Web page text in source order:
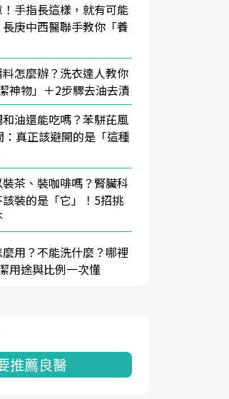
！手指長這樣，就有可能
庚中西醫聯手教你「養
怎麼辦？洗衣達人教你
神物」＋2步驟去油去漬
油還能吃嗎？苯駢芘風
真正該避開的是「這種
茶、裝咖啡嗎？腎臟科
裝的是「它」！5招挑
用？不能洗什麼？哪裡
用途與比例一次懂
推薦良醫